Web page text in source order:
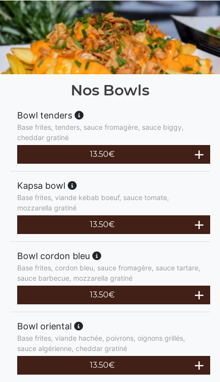
Nos Bowls
Bowl tenders
Base frites, tenders, sauce fromagère, sauce biggy,
cheddar gratiné
13.50€
Kapsa bowl
Base frites, viande kebab boeuf, sauce tomate,
mozzarella gratiné
13.50€
Bowl cordon bleu
Base frites, cordon bleu, sauce fromagère, sauce tartare,
sauce barbecue, mozzarella gratiné
13.50€
Bowl oriental
Base frites, viande hachée, poivrons, oignons grillés,
sauce algérienne, cheddar gratiné
13.50€